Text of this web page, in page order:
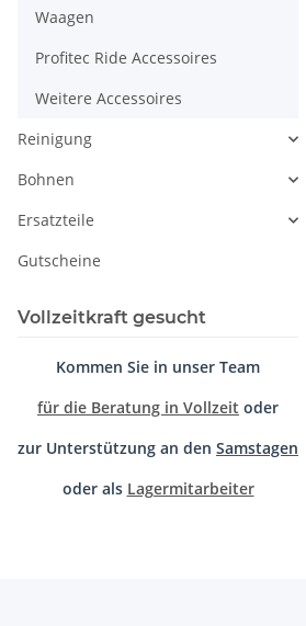
Waagen
Profitec Ride Accessoires
Weitere Accessoires
Reinigung
Bohnen
Ersatzteile
Gutscheine
Vollzeitkraft gesucht
Kommen Sie in unser Team
für die Beratung in Vollzeit oder
zur Unterstützung an den Samstagen
oder als Lagermitarbeiter